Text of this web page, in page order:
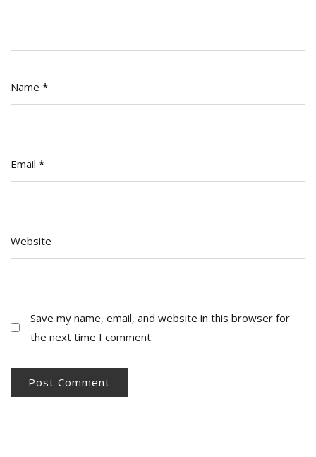
Name *
Email *
Website
Save my name, email, and website in this browser for
the next time I comment.